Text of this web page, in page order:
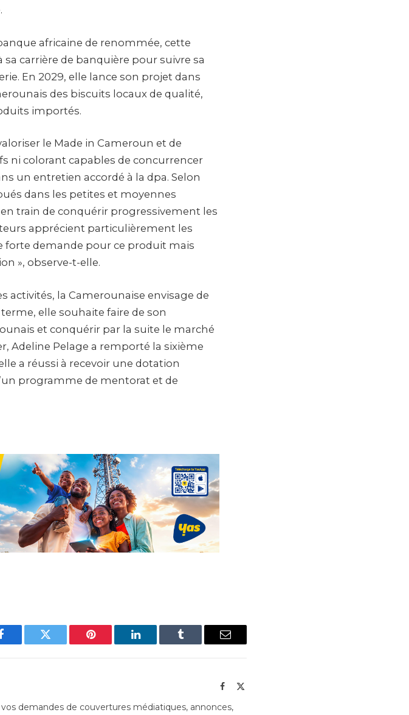
africaine de renommée, cette
carrière de banquière pour suivre sa
En 2029, elle lance son projet dans
des biscuits locaux de qualité,
importés.
le Made in Cameroun et de
ni colorant capables de concurrencer
un entretien accordé à la dpa. Selon
dans les petites et moyennes
train de conquérir progressivement les
apprécient particulièrement les
forte demande pour ce produit mais
», observe-t-elle.
activités, la Camerounaise envisage de
elle souhaite faire de son
et conquérir par la suite le marché
Adeline Pelage a remporté la sixième
a réussi à recevoir une dotation
programme de mentorat et de
Facebook Twitter Pinterest LinkedIn Tumblr Email
Facebook
demandes de couvertures médiatiques, annonces,